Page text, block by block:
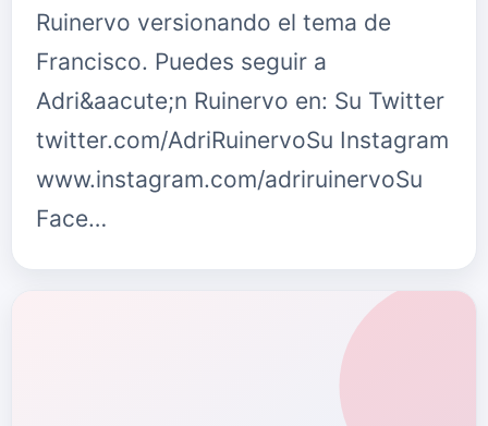
Ruinervo versionando el tema de
Francisco. Puedes seguir a
Adri&aacute;n Ruinervo en: Su Twitter
twitter.com/AdriRuinervoSu Instagram
www.instagram.com/adriruinervoSu
Face…